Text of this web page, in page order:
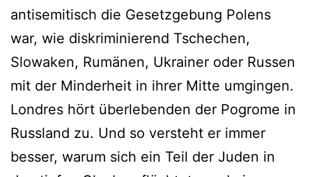
antisemitisch die Gesetzgebung Polens
war, wie diskriminierend Tschechen,
Slowaken, Rumänen, Ukrainer oder Russen
mit der Minderheit in ihrer Mitte umgingen.
Londres hört überlebenden der Pogrome in
Russland zu. Und so versteht er immer
besser, warum sich ein Teil der Juden in